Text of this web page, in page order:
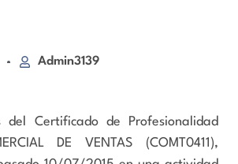
Admin3139
del Certificado de Profesionalidad
DE VENTAS (COMT0411),